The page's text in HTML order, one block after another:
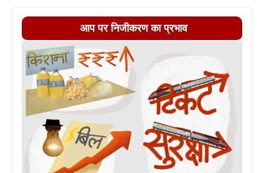
आप पर निजीकरण का प्रभाव